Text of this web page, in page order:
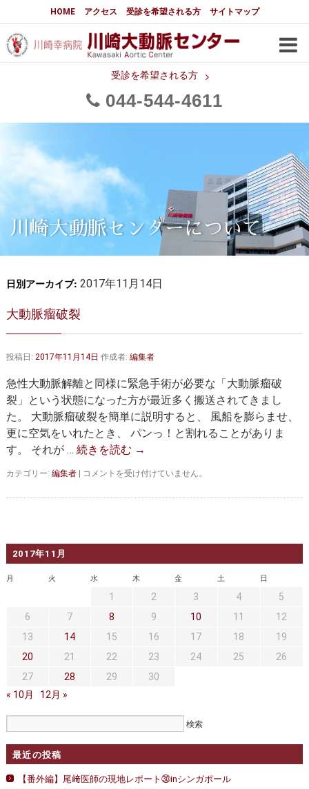
HOME アクセス 受診を希望される方 サイトマップ
受診を希望される方
044 544 4611
大動脈センターについて
はじめに 大動脈センターについて
メディアでの紹介
都道府県別患者マップ 都道府県別紹介病院
大動脈瘤について 基本編
3分でわかる大動脈瘤・大動脈
大動脈瘤
大動脈解離（解離性大動脈瘤）
胸部大動脈瘤の治療
腹部大動脈瘤の治療
大動脈弁・大動脈基部の治療
胸部大動脈瘤 胸腹部大動脈瘤
腹部大動脈瘤 大動脈解離
マルファン症候群
大動脈瘤を指摘されたら？
セカンドオピニオン 治療費について
正しい病院の選び方
川崎大動脈センターについて
日別アーカイブ: 2017年11月14日
大動脈瘤破裂
投稿日: 2017年11月14日 作成者: 編集者
急性大動脈解離と同様に緊急手術が必要な「大動脈瘤破
裂」という状態になった方が最近多く搬送されてきまし
た。 大動脈瘤破裂を簡単に説明すると、 風船を膨らませ、
更に空気をいれたとき、 パンっ！と割れることがありま
す。 それが … 続きを読む →
カテゴリー: 編集者
大
脈
コメントを受け付けていません。
2017年11月
月 火 水 木 金 土 日
1 2 3 4
5
6
7 8 9 10 11
12
13
14 15 16 17 18
19
20
21 22 23 24 25
26
27
28 29
30
« 10月
12月 »
最近の投稿
【番外編】尾﨑医師の現地レポート㉚inシンガポール